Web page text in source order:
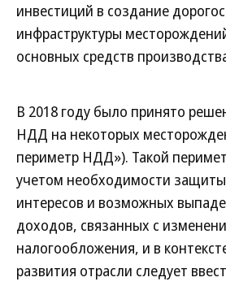
инвестиций в создание
инфраструктуры
основных средств
В 2018 году было принято
НДД на некоторых
периметр НДД»). Такой
учетом необходимости
интересов и возможных
доходов, связанных с
налогообложения, и в
развития отрасли следует